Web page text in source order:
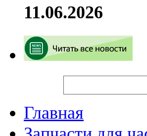
11.06.2026
Главная